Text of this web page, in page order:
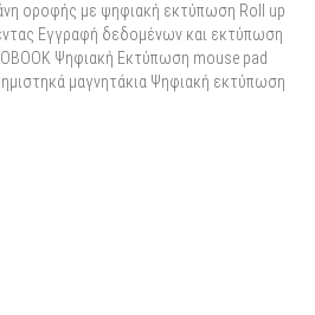
οροφής με ψηφιακή εκτύπωση Roll up
Εγγραφή δεδομένων και εκτύπωση
Ψηφιακή Εκτύπωση mouse pad
μαγνητάκια Ψηφιακή εκτύπωση